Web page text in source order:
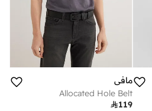
مافي
Allocated Hole Belt
119